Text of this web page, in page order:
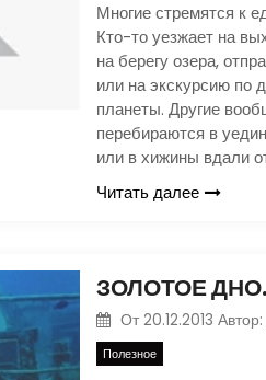
Многие стремятся к
Кто-то уезжает на
на берегу озера,
или на экскурсию по
планеты. Другие
перебираются в
или в хижины вдали
Читать далее
От 20.12.2013 Автор:
Полезное